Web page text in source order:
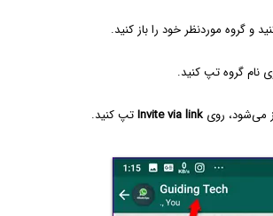
و گروه موردنظر خود را باز کنید.
نام گروه تپ کنید.
می‌شود،‌ روی Invite via linkتپ کنید.